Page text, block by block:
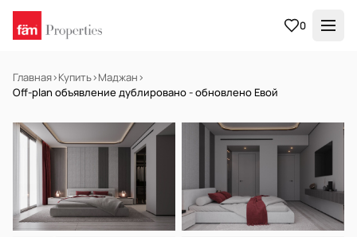
0
Главная›Купить›Маджан›
Off-plan объявление дублировано - обновлено Евой
НА ПРОДАЖУ Off-plan